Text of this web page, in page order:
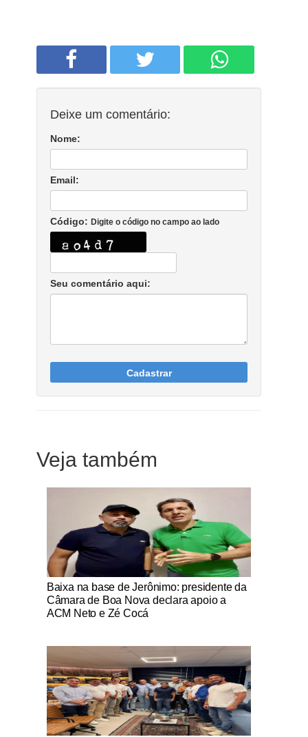
Deixe um comentário:
Nome:
Email:
Código: Digite o código no campo ao lado
Seu comentário aqui:
Cadastrar
Veja também
Notícias Católicas
Baixa na base de Jerônimo: presidente da
Câmara de Boa Nova declara apoio a
ACM Neto e Zé Cocá